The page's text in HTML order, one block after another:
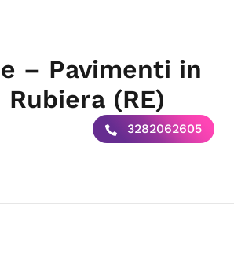
– Pavimenti in
Rubiera (RE)
3282062605